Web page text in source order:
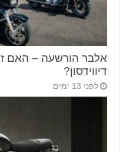
אלבר הורשעה – האם
דיווידסון?
לפני 13 ימים